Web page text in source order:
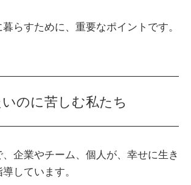
らすために、重要なポイントです。
のに苦しむ私たち
企業やチーム、個人が、幸せに生き
しています。